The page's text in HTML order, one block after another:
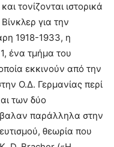
τονίζονται ιστορικά
για την
1918-1933, η
ένα τμήμα του
εκκινούν από την
Ο.Δ. Γερμανίας περί
των δύο
παράλληλα στην
θεωρία που